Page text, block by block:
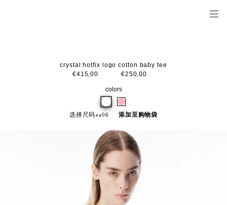
crystal hotfix logo cotton baby tee
€415,00
€250,00
colors
选择尺码 添加至购物袋